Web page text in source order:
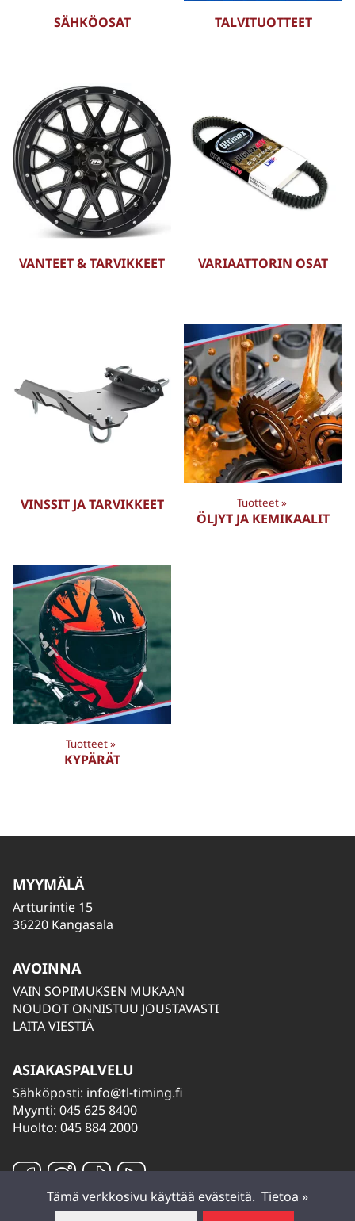
SÄHKÖOSAT TALVITUOTTEET
VANTEET & TARVIKKEET VARIAATTORIN OSAT
VINSSIT JA TARVIKKEET Tuotteet‪»
ÖLJYT JA KEMIKAALIT
Tuotteet‪»
KYPÄRÄT
MYYMÄLÄ
Artturintie 15
36220 Kangasala
AVOINNA
VAIN SOPIMUKSEN MUKAAN
NOUDOT ONNISTUU JOUSTAVASTI
LAITA VIESTIÄ
ASIAKASPALVELU
Sähköposti: info@tl-timing.fi
Myynti: 045 625 8400
Huolto: 045 884 2000
Tämä verkkosivu käyttää evästeitä. Tietoa »